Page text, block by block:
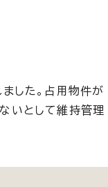
した。占用物件が
いとして維持管理